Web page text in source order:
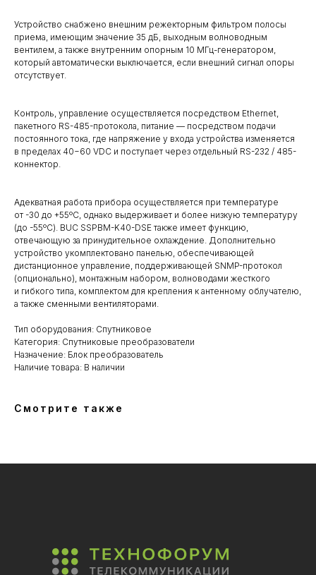
Устройство снабжено внешним режекторным фильтром полосы
приема, имеющим значение 35 дБ, выходным волноводным
вентилем, а также внутренним опорным 10 МГц-генератором,
который автоматически выключается, если внешний сигнал опоры
отсутствует.
Контроль, управление осуществляется посредством Ethernet,
пакетного RS-485-протокола, питание — посредством подачи
постоянного тока, где напряжение у входа устройства изменяется
в пределах 40−60 VDC и поступает через отдельный RS-232 / 485-
коннектор.
Адекватная работа прибора осуществляется при температуре
от -30 до +55ºC, однако выдерживает и более низкую температуру
(до -55ºC). BUC SSPBM-K40-DSE также имеет функцию,
отвечающую за принудительное охлаждение. Дополнительно
устройство укомплектовано панелью, обеспечивающей
дистанционное управление, поддерживающей SNMP-протокол
(опционально), монтажным набором, волноводами жесткого
и гибкого типа, комплектом для крепления к антенному облучателю,
а также сменными вентиляторами.
Тип оборудования: Спутниковое
Категория: Спутниковые преобразователи
Назначение: Блок преобразователь
Наличие товара: В наличии
Смотрите также